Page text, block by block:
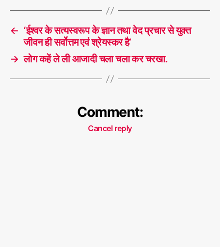
← ‘ईश्वर के सत्यस्वरूप के ज्ञान तथा वेद प्रचार से युक्त
जीवन ही सर्वोत्तम एवं श्रेयस्कर है’
→ लोग कहें ले ली आजादी चला चला कर चरखा.
Comment:
Cancel reply